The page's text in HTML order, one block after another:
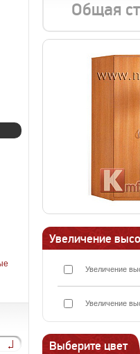
Общая
Увеличение
Увеличение
Увеличение
Выберите цвет